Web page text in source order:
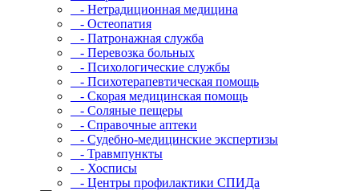
- Нетрадиционная медицина
- Остеопатия
- Патронажная служба
- Перевозка больных
- Психологические службы
- Психотерапевтическая помощь
- Скорая медицинская помощь
- Соляные пещеры
- Справочные аптеки
- Судебно-медицинские экспертизы
- Травмпункты
- Хосписы
- Центры профилактики СПИДа